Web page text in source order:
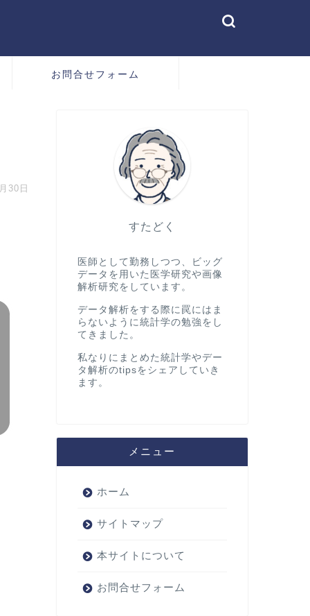
お問合せフォーム
30日
すたどく
医師として勤務しつつ、ビッグ
データを用いた医学研究や画像
解析研究をしています。
データ解析をする際に罠にはま
らないように統計学の勉強をし
てきました。
私なりにまとめた統計学やデー
タ解析のtipsをシェアしていき
ます。
メニュー
ホーム
サイトマップ
本サイトについて
お問合せフォーム